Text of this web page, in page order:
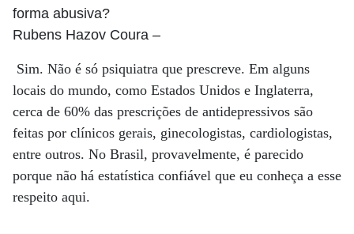
forma abusiva?
Rubens Hazov Coura –
Sim. Não é só psiquiatra que prescreve. Em alguns
locais do mundo, como Estados Unidos e Inglaterra,
cerca de 60% das prescrições de antidepressivos são
feitas por clínicos gerais, ginecologistas, cardiologistas,
entre outros. No Brasil, provavelmente, é parecido
porque não há estatística confiável que eu conheça a esse
respeito aqui.